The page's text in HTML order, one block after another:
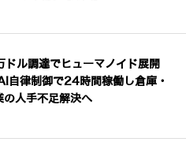
ル調達でヒューマノイド展開
自律制御で24時間稼働し倉庫・
の人手不足解決へ